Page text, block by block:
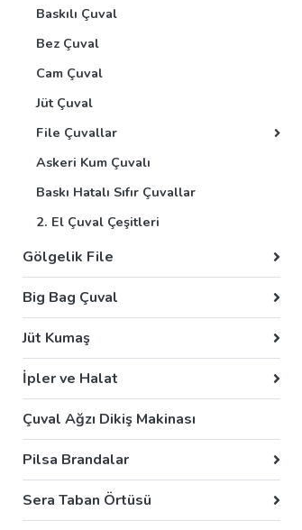
Baskılı Çuval
Bez Çuval
Cam Çuval
Jüt Çuval
File Çuvallar
Askeri Kum Çuvalı
Baskı Hatalı Sıfır Çuvallar
2. El Çuval Çeşitleri
Gölgelik File
Big Bag Çuval
Jüt Kumaş
İpler ve Halat
Çuval Ağzı Dikiş Makinası
Pilsa Brandalar
Sera Taban Örtüsü